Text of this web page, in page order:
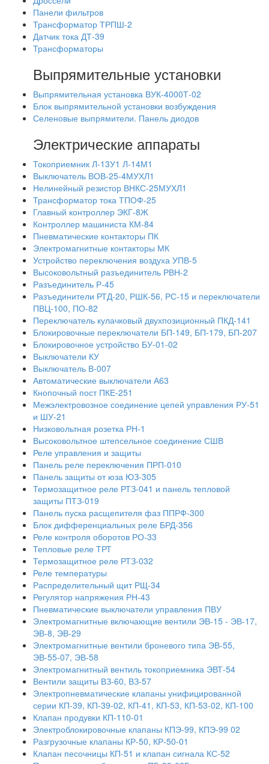
Панели фильтров
Трансформатор ТРПШ-2
Датчик тока ДТ-39
Трансформаторы
Выпрямительные установки
Выпрямительная установка ВУК-4000Т-02
Блок выпрямительной установки возбуждения
Селеновые выпрямители. Панель диодов
Электрические аппараты
Токоприемник Л-13У1 Л-14М1
Выключатель ВОВ-25-4МУХЛ1
Нелинейный резистор ВНКС-25МУХЛ1
Трансформатор тока ТПОФ-25
Главный контроллер ЭКГ-8Ж
Контроллер машиниста КМ-84
Пневматические контакторы ПК
Электромагнитные контакторы МК
Устройство переключения воздуха УПВ-5
Высоковольтный разъединитель РВН-2
Разъединитель Р-45
Разъединители РТД-20, РШК-56, РС-15 и переключатели
ПВЦ-100, ПО-82
Переключатель кулачковый двухпозиционный ПКД-141
Блокировочные переключатели БП-149, БП-179, БП-207
Блокировочное устройство БУ-01-02
Выключатели КУ
Выключатель В-007
Автоматические выключатели А63
Кнопочный пост ПКЕ-251
Межэлектровозное соединение цепей управления РУ-51
и ШУ-21
Низковольтная розетка РН-1
Высоковольтное штепсельное соединение СШВ
Реле управления и защиты
Панель реле переключения ПРП-010
Панель защиты от юза ЮЗ-305
Термозащитное реле РТЗ-041 и панель тепловой
защиты ПТЗ-019
Панель пуска расщепителя фаз ППРФ-300
Блок дифференциальных реле БРД-356
Реле контроля оборотов РО-33
Тепловые реле ТРТ
Термозащитное реле РТЗ-032
Реле температуры
Распределительный щит РЩ-34
Регулятор напряжения РН-43
Пневматические выключатели управления ПВУ
Электромагнитные включающие вентили ЭВ-15 - ЭВ-17,
ЭВ-8, ЭВ-29
Электромагнитные вентили броневого типа ЭВ-55,
ЭВ-55-07, ЭВ-58
Электромагнитный вентиль токоприемника ЭВТ-54
Вентили защиты ВЗ-60, ВЗ-57
Электропневматические клапаны унифицированной
серии КП-39, КП-39-02, КП-41, КП-53, КП-53-02, КП-100
Клапан продувки КП-110-01
Электроблокировочные клапаны КПЭ-99, КПЭ-99 02
Разгрузочные клапаны КР-50, КР-50-01
Клапан песочницы КП-51 и клапан сигнала КС-52